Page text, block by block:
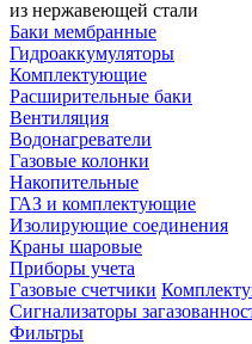
из нержавеющей стали
Баки мембранные
Гидроаккумуляторы
Комплектующие
Расширительные баки
Вентиляция
Водонагреватели
Газовые колонки
Накопительные
ГАЗ и комплектующие
Изолирующие соединения
Краны шаровые
Приборы учета
Газовые счетчики
Сигнализаторы
Фильтры